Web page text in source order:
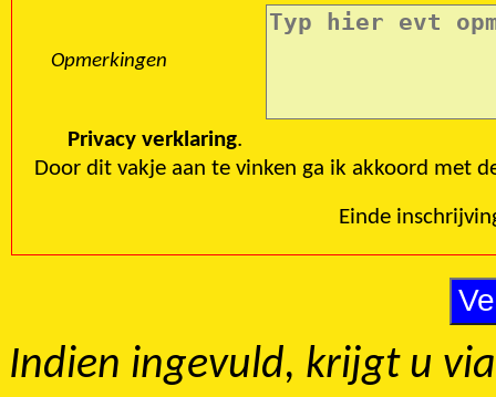
Opmerkingen
Privacy verklaring.
Door dit vakje aan te vinken ga ik akkoord met
Indien ingevuld, krijgt u